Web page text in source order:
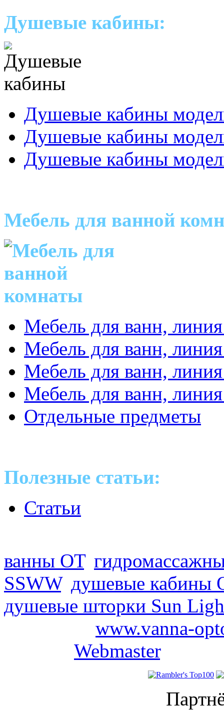
Душевые кабины:
Душевые кабины
Душевые кабины
Душевые кабины
Мебель для ванной
Мебель для ванн,
Мебель для ванн,
Мебель для ванн,
Мебель для ванн,
Отдельные предметы
Полезные статьи:
Статьи
ванны ОТ,
SSWW, душевые кабины
душевые шторки Sun
www.vanna-
Webmaster.